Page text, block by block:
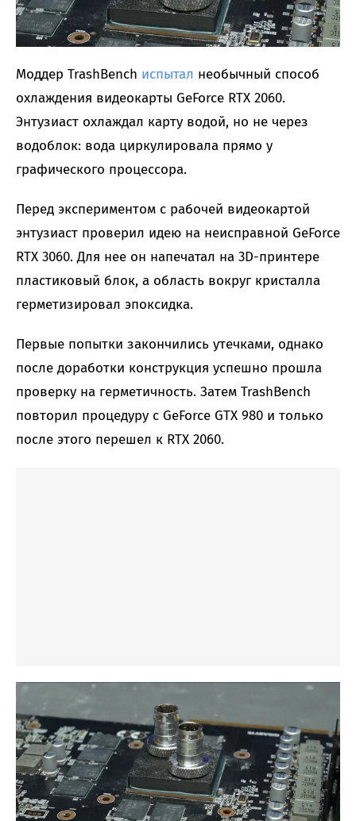
Моддер TrashBench испытал необычный способ
охлаждения видеокарты GeForce RTX 2060.
Энтузиаст охлаждал карту водой, но не через
водоблок: вода циркулировала прямо у
графического процессора.
Перед экспериментом с рабочей видеокартой
энтузиаст проверил идею на неисправной GeForce
RTX 3060. Для нее он напечатал на 3D-принтере
пластиковый блок, а область вокруг кристалла
герметизировал эпоксидка.
Первые попытки закончились утечками, однако
после доработки конструкция успешно прошла
проверку на герметичность. Затем TrashBench
повторил процедуру с GeForce GTX 980 и только
после этого перешел к RTX 2060.